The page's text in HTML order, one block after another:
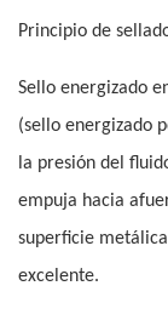
Principio de
Sello energizado
(sello energizado
la presión del
empuja hacia
superficie
excelente.